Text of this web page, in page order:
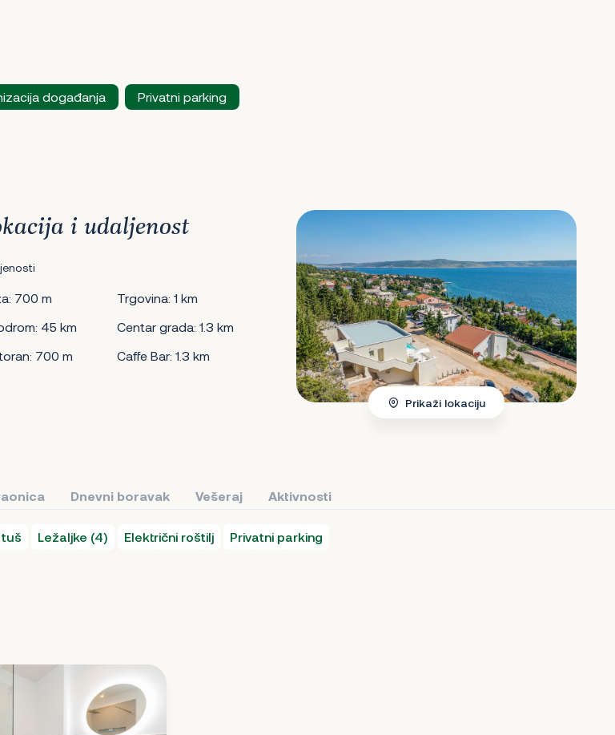
događanja Privatni parking
i udaljenost
700 m
Trgovina: 1 km
45 km
Centar grada: 1.3 km
700 m
Caffe Bar: 1.3 km
Prikaži lokaciju
Dnevni boravak Vešeraj Aktivnosti
tuš Ležaljke (4) Električni roštilj Privatni parking